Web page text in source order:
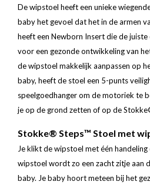
De wipstoel heeft een unieke
baby het gevoel dat het in de armen
heeft een Newborn Insert die de
voor een gezonde ontwikkeling van
de wipstoel makkelijk aanpassen op
baby, heeft de stoel een 5-punts
speelgoedhanger om de motoriek te
je op de grond zetten of op de
Stokke® Steps™ Stoel met
Je klikt de wipstoel met één
wipstoel wordt zo een zacht zitje aan
baby. Je baby hoort meteen bij het